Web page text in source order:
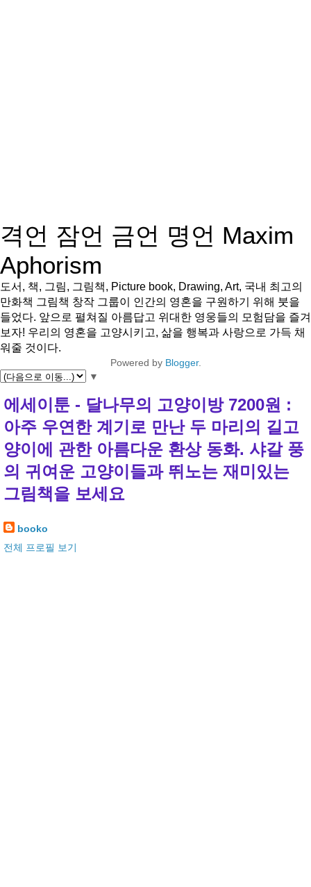
격언 잠언 금언 명언 Maxim
Aphorism
도서, 책, 그림, 그림책, Picture book, Drawing, Art, 국내 최고의
만화책 그림책 창작 그룹이 인간의 영혼을 구원하기 위해 붓을
들었다. 앞으로 펼쳐질 아름답고 위대한 영웅들의 모험담을 즐겨
보자! 우리의 영혼을 고양시키고, 삶을 행복과 사랑으로 가득 채
워줄 것이다.
Powered by Blogger.
▼
에세이툰 - 달나무의 고양이방 7200원 :
아주 우연한 계기로 만난 두 마리의 길고
양이에 관한 아름다운 환상 동화. 샤갈 풍
의 귀여운 고양이들과 뛰노는 재미있는
그림책을 보세요
booko
전체 프로필 보기